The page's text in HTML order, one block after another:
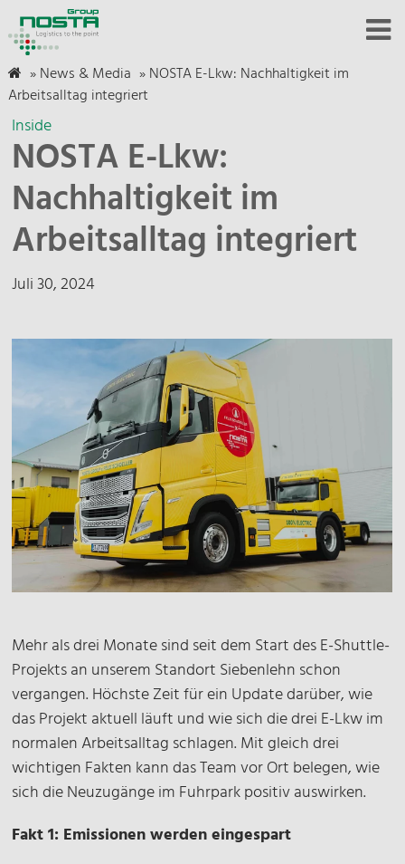
»News & Media »NOSTA E-Lkw: Nachhaltigkeit im
Arbeitsalltag integriert
Inside
NOSTA E-Lkw:
Nachhaltigkeit im
Arbeitsalltag integriert
Juli 30, 2024
Mehr als drei Monate sind seit dem Start des E-Shuttle-
Projekts an unserem Standort Siebenlehn schon
vergangen. Höchste Zeit für ein Update darüber, wie
das Projekt aktuell läuft und wie sich die drei E-Lkw im
normalen Arbeitsalltag schlagen. Mit gleich drei
wichtigen Fakten kann das Team vor Ort belegen, wie
sich die Neuzugänge im Fuhrpark positiv auswirken.
Fakt 1: Emissionen werden eingespart